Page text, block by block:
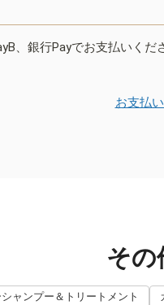
、銀行Payでお支払いくだ
お支払
その
ャンプー＆トリートメント